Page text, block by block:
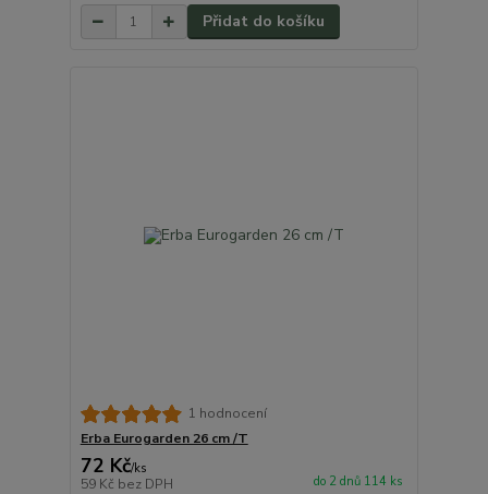
Přidat do košíku
1 hodnocení
Erba Eurogarden 26 cm /T
72 Kč/ks
59 Kč bez DPH do 2 dnů 114 ks